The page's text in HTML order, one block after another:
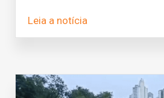
Leia a notícia